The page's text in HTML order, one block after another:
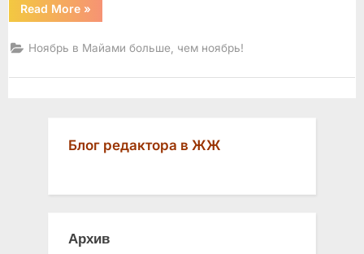
Read More“Нобрьский
налет
Майами”
»
Ноябрь в Майами больше, чем ноябрь!
Блог редактора в ЖЖ
Архив